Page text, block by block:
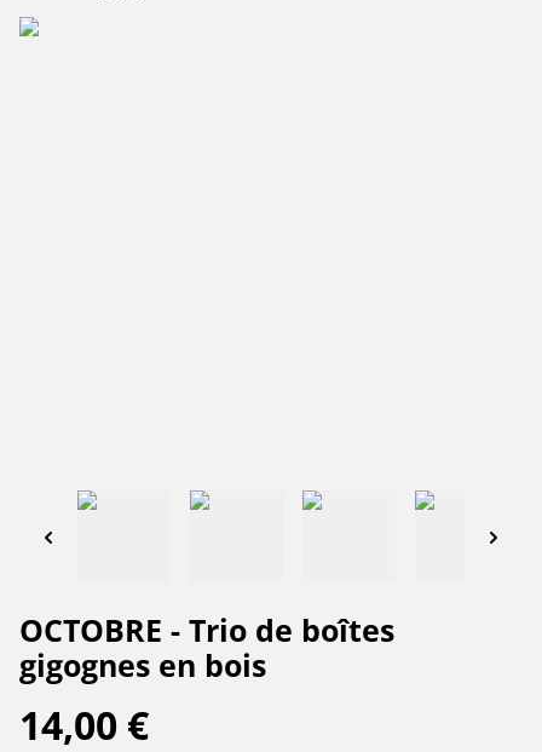
OCTOBRE - Trio de boîtes
gigognes en bois
14,00 €